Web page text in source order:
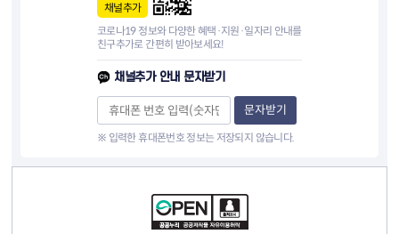
채널추가
코로나19 정보와 다양한 혜택·지원·일자리 안내를
친구추가로 간편히 받아보세요!
채널추가 안내 문자받기
문자받기
※ 입력한 휴대폰번호 정보는 저장되지 않습니다.